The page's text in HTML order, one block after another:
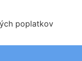
poplatkov